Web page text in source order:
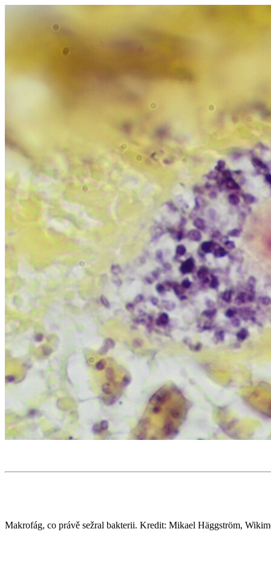
Makrofág, co právě sežral bakterii. Kredit: Mikael Häggström,